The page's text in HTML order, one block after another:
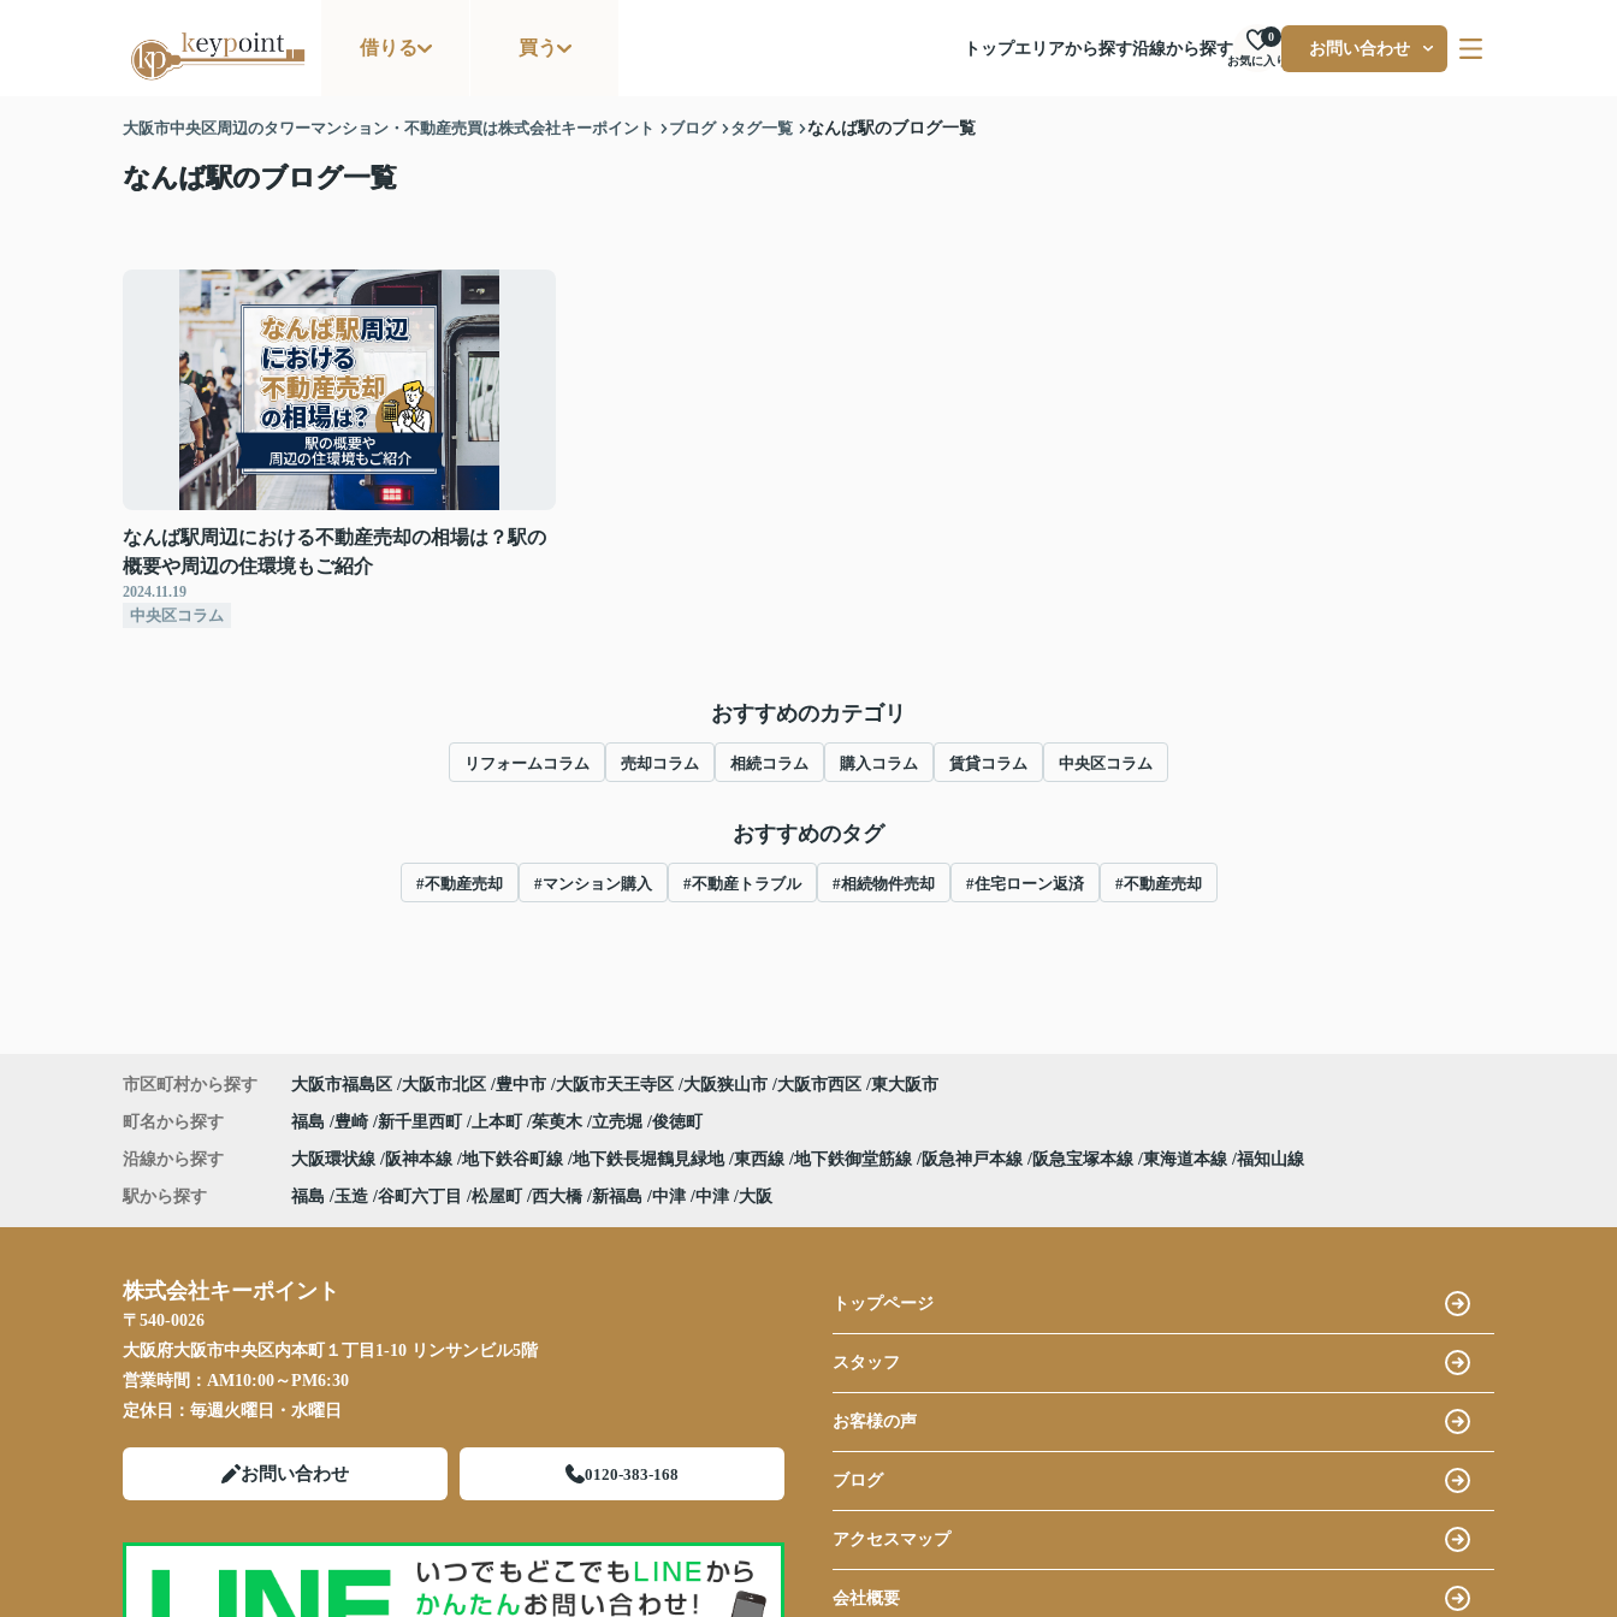
借りる 買う トップエリアから探す沿線から探す
お気に入り
0
お問い合わせ
大阪市中央区周辺のタワーマンション・不動産売買は株式会社キーポイント ブログ タグ一覧 なんば駅のブログ一覧
なんば駅のブログ一覧
なんば駅周辺における不動産売却の相場は？駅の
概要や周辺の住環境もご紹介
2024.11.19
中央区コラム
おすすめのカテゴリ
リフォームコラム 売却コラム 相続コラム 購入コラム 賃貸コラム 中央区コラム
おすすめのタグ
#不動産売却 #マンション購入 #不動産トラブル #相続物件売却 #住宅ローン返済 #不動産売却
市区町村から探す 大阪市福島区 大阪市北区 豊中市 大阪市天王寺区 大阪狭山市 大阪市西区 東大阪市
町名から探す 福島 豊崎 新千里西町 上本町 茱萸木 立売堀 俊徳町
沿線から探す 大阪環状線 阪神本線 地下鉄谷町線 地下鉄長堀鶴見緑地 東西線 地下鉄御堂筋線 阪急神戸本線 阪急宝塚本線 東海道本線 福知山線
駅から探す 福島 玉造 谷町六丁目 松屋町 西大橋 新福島 中津 中津 大阪
株式会社キーポイント
〒540-0026
大阪府大阪市中央区内本町１丁目1-10 リンサンビル5階
営業時間： AM10:00～PM6:30
定休日： 毎週火曜日・水曜日
お問い合わせ 0120-383-168
トップページ
スタッフ
お客様の声
ブログ
アクセスマップ
会社概要